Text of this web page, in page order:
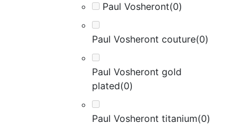
Paul Vosheront(0)
Paul Vosheront couture(0)
Paul Vosheront gold
plated(0)
Paul Vosheront titanium(0)